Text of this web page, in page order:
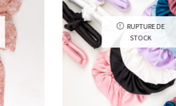
RUPTURE DE
STOCK